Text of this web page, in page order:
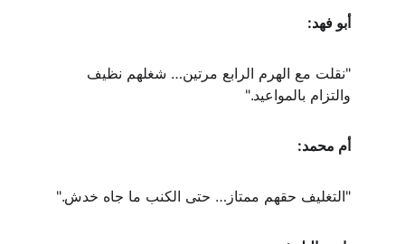
أبو فهد:
"نقلت مع الهرم الرابع مرتين… شغلهم نظيف
والتزام بالمواعيد."
أم محمد:
"التغليف حقهم ممتاز… حتى الكنب ما جاه خدش."